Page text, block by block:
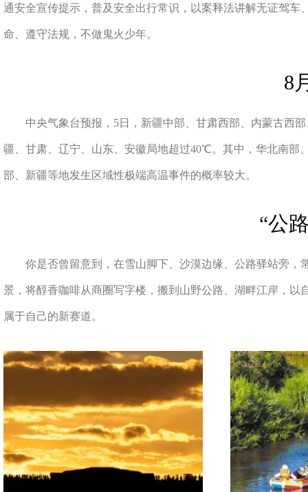
通安全宣传提示，普及安全出行常识，以案释法讲解无证驾
命、遵守法规，不做鬼火少年。
8
中央气象台预报，5日，新疆中部、甘肃西部、内蒙古西
疆、甘肃、辽宁、山东、安徽局地超过40℃。其中，华北南部
部、新疆等地发生区域性极端高温事件的概率较大。
“公
你是否曾留意到，在雪山脚下、沙漠边缘、公路驿站旁
景，将醇香咖啡从商圈写字楼，搬到山野公路、湖畔江岸，
属于自己的新赛道。